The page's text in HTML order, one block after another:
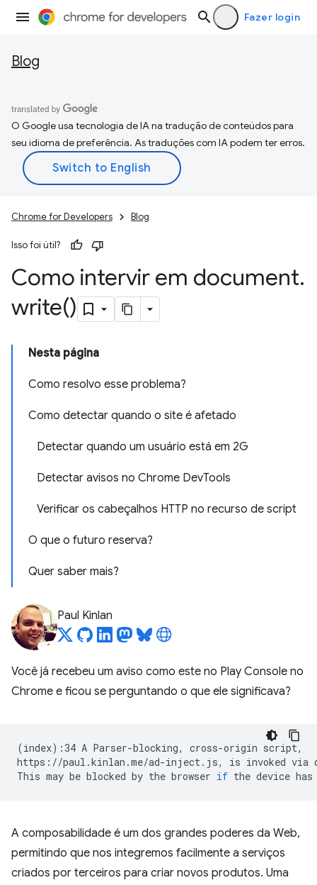
Fazer login
Blog
O Google usa tecnologia de IA na tradução de conteúdos para
seu idioma de preferência. As traduções com IA podem ter erros.
Chrome for Developers Blog
Isso foi útil?
Como intervir em document.
write()
Nesta página
Como resolvo esse problema?
Como detectar quando o site é afetado
Detectar quando um usuário está em 2G
Detectar avisos no Chrome DevTools
Verificar os cabeçalhos HTTP no recurso de script
O que o futuro reserva?
Quer saber mais?
Paul Kinlan
Você já recebeu um aviso como este no Play Console no
Chrome e ficou se perguntando o que ele significava?
(index) :34 A Parser-blocking, cross-origin script,
https://paul.kinlan.me/ad-inject.js,
is invoked via
This may be blocked by the browser if the device has
A composabilidade é um dos grandes poderes da Web,
permitindo que nos integremos facilmente a serviços
criados por terceiros para criar novos produtos. Uma